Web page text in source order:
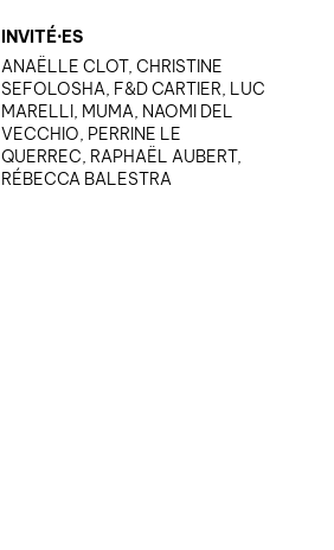
INVITÉ·ES
ANAËLLE CLOT, CHRISTINE
SEFOLOSHA, F&D CARTIER, LUC
MARELLI, MUMA, NAOMI DEL
VECCHIO, PERRINE LE
QUERREC, RAPHAËL AUBERT,
RÉBECCA BALESTRA